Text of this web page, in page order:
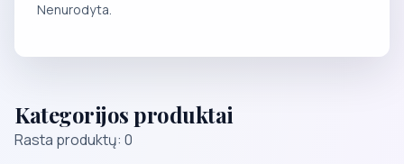
Nenurodyta.
Kategorijos produktai
Rasta produktų: 0